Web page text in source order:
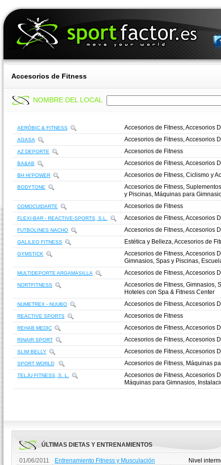
Accesorios de Fitness
NOMBRE DEL LOCAL
AERÓBIC & FITNESS Accesorios de Fitness, Accesorios
AGASA Accesorios de Fitness, Accesorios
AZ DEPORTE Accesorios de Fitness
BA&AB Accesorios de Fitness, Accesorios
BH HI'POWER Accesorios de Fitness, Ciclismo y
BODYTONE
Accesorios de Fitness,
y Piscinas, Máquinas para
COMOCUIDARTE Accesorios de Fitness
FLEXI-BAR - REACTIVE-SPORTS, S.L. Accesorios de Fitness, Accesorios
FUTBOLINES NACHO Accesorios de Fitness, Accesorios
GALILEO FITNESS Estética y Belleza, Accesorios de
GYMSTICK
Accesorios de Fitness, Accesorios
Gimnasios, Spas y Piscinas,
MULTIDEPORTE ARGAMASILLA Accesorios de Fitness, Accesorios
NORTFITNESS
Accesorios de Fitness, Gimnasios,
Hoteles con Spa & Fitness Center
NUMETREX - NUUBO Accesorios de Fitness, Accesorios
REACTIVE SPORTS Accesorios de Fitness
REHAB MEDIC Accesorios de Fitness, Accesorios
RINAIR SPORT Accesorios de Fitness, Accesorios
SLIM BELLY Accesorios de Fitness, Accesorios
SPORT WORLD Accesorios de Fitness, Máquinas
TELJU FITNESS, S. L.
Accesorios de Fitness, Accesorios
Máquinas para Gimnasios,
ÚLTIMAS DIETAS Y ENTRENAMIENTOS
01/06/2011 Entrenamiento Fitness y Musculación
Nivel